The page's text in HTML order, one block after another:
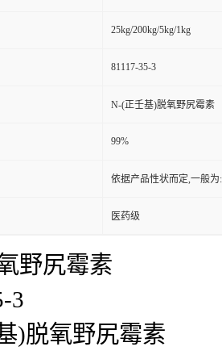
25kg/200kg/5kg/1kg
81117-35-3
N-(正壬基)脱氧野尻霉素
99%
依据产品性状而定,一般
医药级
野尻霉素
3
)脱氧野尻霉素